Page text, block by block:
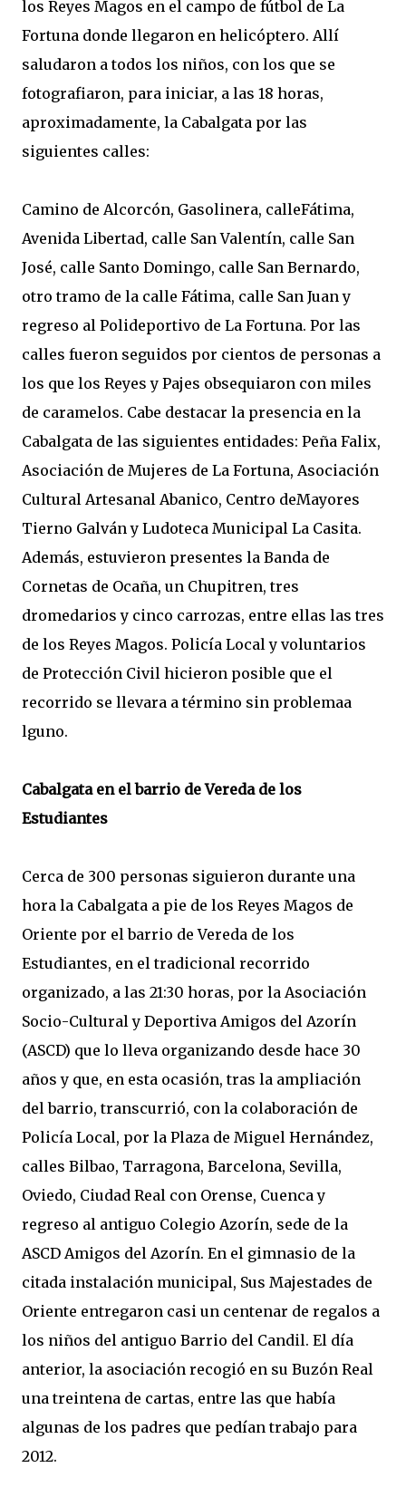
los Reyes Magos en el campo de fútbol de La
Fortuna donde llegaron en helicóptero. Allí
saludaron a todos los niños, con los que se
fotografiaron, para iniciar, a las 18 horas,
aproximadamente, la Cabalgata por las
siguientes calles:
Camino de Alcorcón, Gasolinera, calleFátima,
Avenida Libertad, calle San Valentín, calle San
José, calle Santo Domingo, calle San Bernardo,
otro tramo de la calle Fátima, calle San Juan y
regreso al Polideportivo de La Fortuna. Por las
calles fueron seguidos por cientos de personas a
los que los Reyes y Pajes obsequiaron con miles
de caramelos. Cabe destacar la presencia en la
Cabalgata de las siguientes entidades: Peña Falix,
Asociación de Mujeres de La Fortuna, Asociación
Cultural Artesanal Abanico, Centro deMayores
Tierno Galván y Ludoteca Municipal La Casita.
Además, estuvieron presentes la Banda de
Cornetas de Ocaña, un Chupitren, tres
dromedarios y cinco carrozas, entre ellas las tres
de los Reyes Magos. Policía Local y voluntarios
de Protección Civil hicieron posible que el
recorrido se llevara a término sin problemaa
lguno.
Cabalgata en el barrio de Vereda de los
Estudiantes
Cerca de 300 personas siguieron durante una
hora la Cabalgata a pie de los Reyes Magos de
Oriente por el barrio de Vereda de los
Estudiantes, en el tradicional recorrido
organizado, a las 21:30 horas, por la Asociación
Socio-Cultural y Deportiva Amigos del Azorín
(ASCD) que lo lleva organizando desde hace 30
años y que, en esta ocasión, tras la ampliación
del barrio, transcurrió, con la colaboración de
Policía Local, por la Plaza de Miguel Hernández,
calles Bilbao, Tarragona, Barcelona, Sevilla,
Oviedo, Ciudad Real con Orense, Cuenca y
regreso al antiguo Colegio Azorín, sede de la
ASCD Amigos del Azorín. En el gimnasio de la
citada instalación municipal, Sus Majestades de
Oriente entregaron casi un centenar de regalos a
los niños del antiguo Barrio del Candil. El día
anterior, la asociación recogió en su Buzón Real
una treintena de cartas, entre las que había
algunas de los padres que pedían trabajo para
2012.